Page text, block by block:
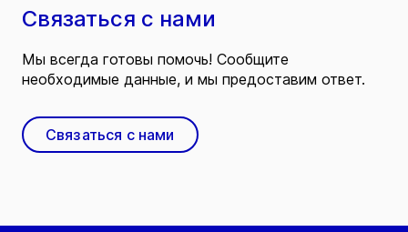
Связаться с нами
Мы всегда готовы помочь! Сообщите
необходимые данные, и мы предоставим ответ.
Связаться с нами